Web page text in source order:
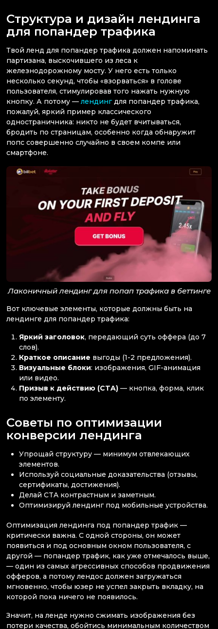
Структура и дизайн лендинга
для попандер трафика
Твой ленд для попандер трафика должен напоминать
партизана, выскочившего из леса к
железнодорожному мосту. У него есть только
несколько секунд, чтобы «взорваться» в голове
пользователя, стимулировав того нажать нужную
кнопку. А потому — лендингдля попандер трафика,
пожалуй, яркий пример классического
одностраничника: никто не будет вчитываться,
бродить по страницам, особенно когда обнаружит
попс совершенно случайно в своем компе или
смартфоне.
Лаконичный лендинг для попап трафика в беттинге
Вот ключевые элементы, которые должны быть на
лендинге для попандер трафика:
Яркий заголовок, передающий суть оффера (до 7
слов).
Краткое описание выгоды (1-2 предложения).
Визуальные блоки: изображения, GIF-анимация
или видео.
Призыв к действию (CTA) — кнопка, форма, клик
по элементу.
Советы по оптимизации
конверсии лендинга
Упрощай структуру — минимум отвлекающих
элементов.
Используй социальные доказательства (отзывы,
сертификаты, достижения).
Делай CTA контрастным и заметным.
Оптимизируй лендинг под мобильные устройства.
Оптимизация лендинга под попандер трафик —
критически важна. С одной стороны, он может
появиться и под основным окном пользователя, с
другой — попандер трафик, как уже отмечалось выше,
— один из самых агрессивных способов продвижения
офферов, а потому лендос должен загружаться
мгновенно, чтобы юзер не успел закрыть вкладку, на
которой пока ничего не появилось.
Значит, на ленде нужно сжимать изображения без
потери качества, обойтись минимальным количеством